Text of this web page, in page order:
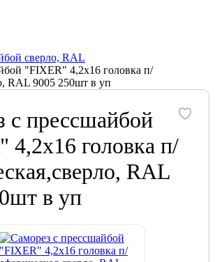
сверло, RAL
"FIXER" 4,2х16 головка п/
RAL 9005 250шт в уп
с прессшайбой
4,2х16 головка п/
RAL
в уп